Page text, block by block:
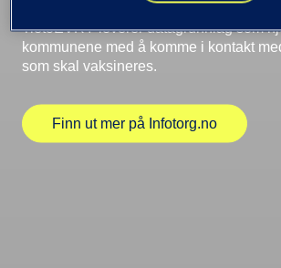
TietoEVRY leverer datagrunnlag som
kommunene med å komme i kontakt
som skal vaksineres.
Finn ut mer på Infotorg.no